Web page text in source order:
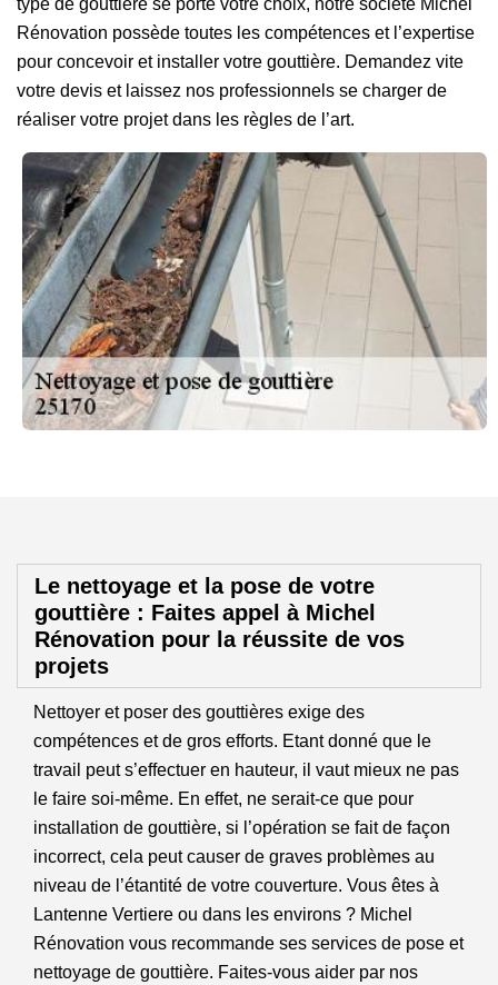
type de gouttière se porte votre choix, notre société Michel
Rénovation possède toutes les compétences et l’expertise
pour concevoir et installer votre gouttière. Demandez vite
votre devis et laissez nos professionnels se charger de
réaliser votre projet dans les règles de l’art.
Le nettoyage et la pose de votre
gouttière : Faites appel à Michel
Rénovation pour la réussite de vos
projets
Nettoyer et poser des gouttières exige des
compétences et de gros efforts. Etant donné que le
travail peut s’effectuer en hauteur, il vaut mieux ne pas
le faire soi-même. En effet, ne serait-ce que pour
installation de gouttière, si l’opération se fait de façon
incorrect, cela peut causer de graves problèmes au
niveau de l’étantité de votre couverture. Vous êtes à
Lantenne Vertiere ou dans les environs ? Michel
Rénovation vous recommande ses services de pose et
nettoyage de gouttière. Faites-vous aider par nos